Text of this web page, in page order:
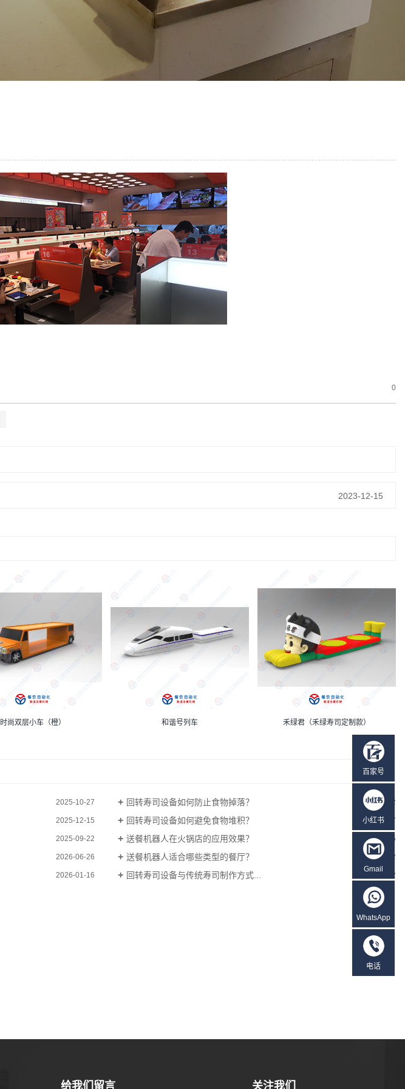
0
2023-12-15
时尚双层小车（橙） 和谐号列车 禾绿君（禾绿寿司定制款）
2025-10-27 回转寿司设备如何防止食物掉落？ 2025-07-12
2025-12-15 回转寿司设备如何避免食物堆积？ 2025-10-27
2025-09-22 送餐机器人在火锅店的应用效果？ 2025-12-15
2026-06-26 送餐机器人适合哪些类型的餐厅？ 2025-09-22
2026-01-16 回转寿司设备与传统寿司制作方式... 2025-07-12
给我们留言 关注我们
百家号
小红书
Gmail
WhatsApp
电话